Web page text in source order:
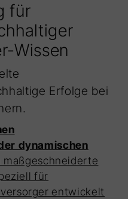
für
Wissen
Erfolge bei
dynamischen
maßgeschneiderte
für
entwickelt